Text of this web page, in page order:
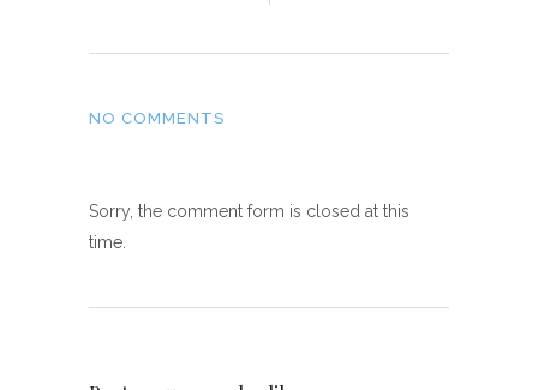
NO COMMENTS
Sorry, the comment form is closed at this
time.